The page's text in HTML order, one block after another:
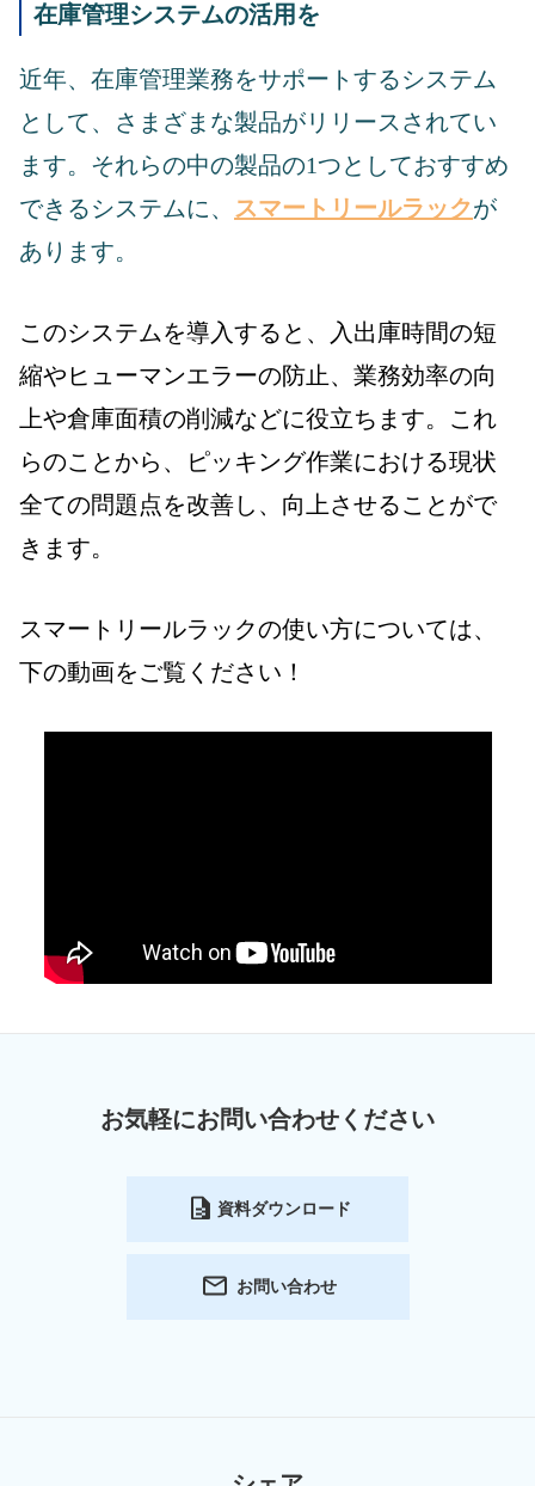
在庫管理システムの活用を
近年、在庫管理業務をサポートするシステム
として、さまざまな製品がリリースされてい
ます。それらの中の製品の1つとしておすすめ
できるシステムに、 スマートリールラックが
あります。
このシステムを導入すると、入出庫時間の短
縮やヒューマンエラーの防止、業務効率の向
上や倉庫面積の削減などに役立ちます。これ
らのことから、ピッキング作業における現状
全ての問題点を改善し、向上させることがで
きます。
スマートリールラックの使い方については、
下の動画をご覧ください！
お気軽にお問い合わせください
資料ダウンロード
お問い合わせ